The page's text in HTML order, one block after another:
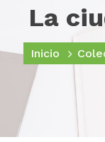
La
Inicio